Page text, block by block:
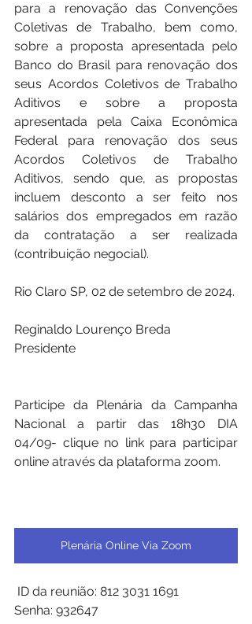
para a renovação das Convenções
Coletivas de Trabalho, bem como,
sobre a proposta apresentada pelo
Banco do Brasil para renovação dos
seus Acordos Coletivos de Trabalho
Aditivos e sobre a proposta
apresentada pela Caixa Econômica
Federal para renovação dos seus
Acordos Coletivos de Trabalho
Aditivos, sendo que, as propostas
incluem desconto a ser feito nos
salários dos empregados em razão
da contratação a ser realizada
(contribuição negocial).
Rio Claro SP, 02 de setembro de 2024.
Reginaldo Lourenço Breda
Presidente
Participe da Plenária da Campanha
Nacional a partir das 18h30 DIA
04/09- clique no link para participar
online através da plataforma zoom.
Plenária Online Via Zoom
ID da reunião: 812 3031 1691
Senha: 932647